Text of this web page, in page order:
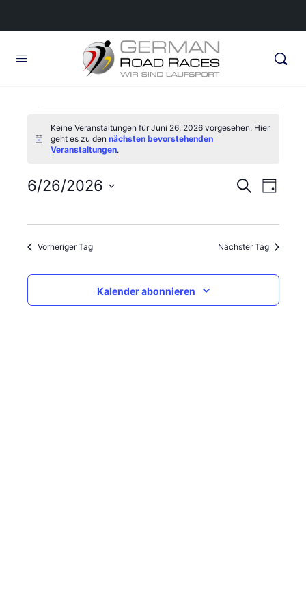
Veranstaltungen
für
Juni
2026
Hinweis
Keine Veranstaltungen für Juni 26, 2026 vorgesehen. Hier
geht es zu dennächsten bevorstehenden
Veranstaltungen.
und
SucheTag
6/26/2026
wählen.
Vorheriger Tag Nächster Tag
Kalender abonnieren